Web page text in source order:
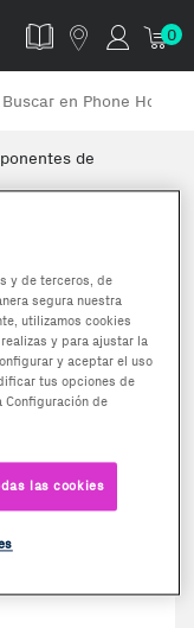
0
de
y de terceros, de
segura nuestra
utilizamos cookies
y para ajustar la
y aceptar el uso
tus opciones de
Configuración de
las cookies